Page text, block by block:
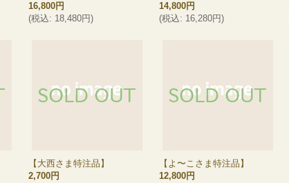
16,800円
(税込: 18,480円)
14,800円
(税込: 16,280円)
【大西さま特注品】
2,700円
【よ〜こさま特注品】
12,800円